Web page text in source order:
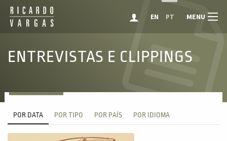
EN PT MENU
ENTREVISTAS E CLIPPINGS
POR DATA POR TIPO POR PAÍS POR IDIOMA